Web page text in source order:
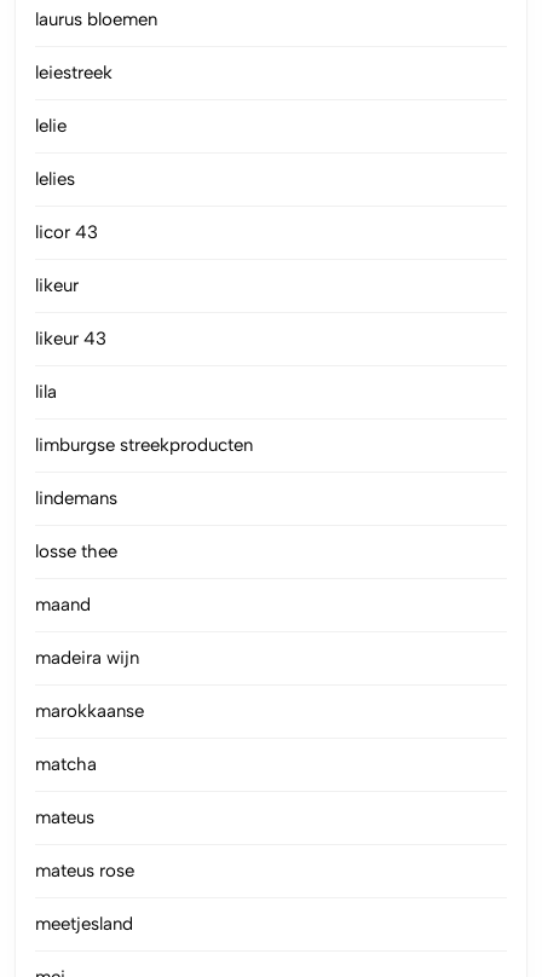
laurus bloemen
leiestreek
lelie
lelies
licor 43
likeur
likeur 43
lila
limburgse streekproducten
lindemans
losse thee
maand
madeira wijn
marokkaanse
matcha
mateus
mateus rose
meetjesland